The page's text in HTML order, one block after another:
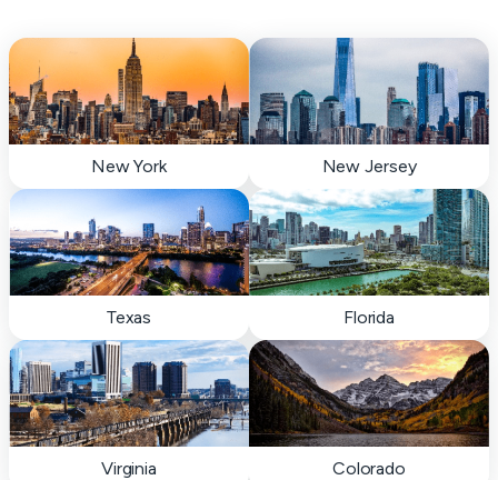
New York New Jersey
Texas Florida
Virginia Colorado